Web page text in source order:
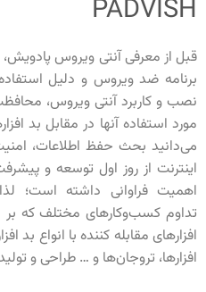
PADVISH
قبل از معرفی آنتی ویروس پادویش،
برنامه ضد ویروس و دلیل
نصب و کاربرد آنتی ویروس،
می‌دانید بحث حفظ اطلاعات،
اینترنت از روز اول توسعه و
اهمیت فراوانی داشته است؛
تداوم کسب‌وکارهای مختلف که بر
افزارهای مقابله کننده با انواع بد
افزارها، تروجان‌ها و … طراحی و